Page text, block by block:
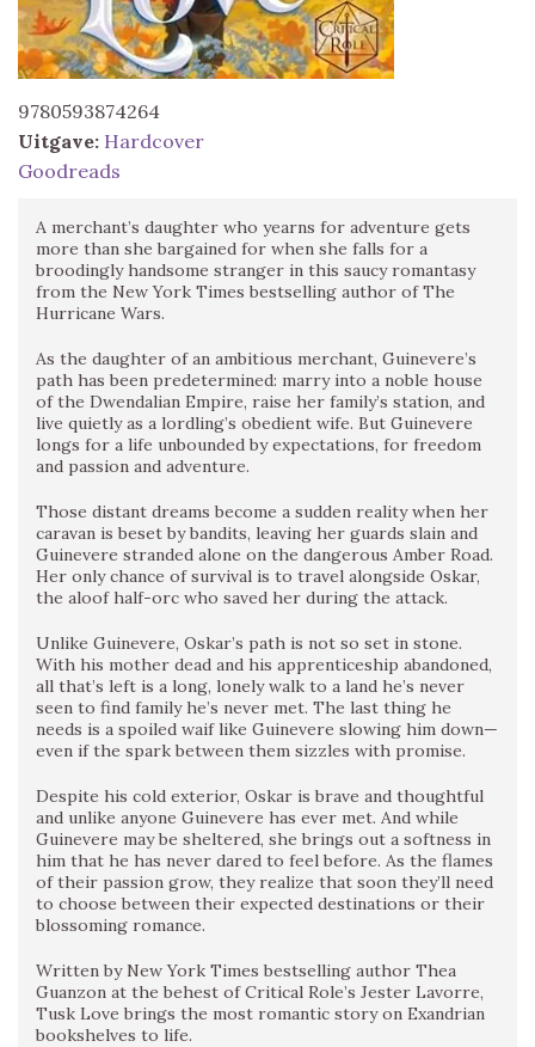
9780593874264
Uitgave: Hardcover
Goodreads
A merchant’s daughter who yearns for adventure gets
more than she bargained for when she falls for a
broodingly handsome stranger in this saucy romantasy
from the New York Times bestselling author of The
Hurricane Wars.
As the daughter of an ambitious merchant, Guinevere’s
path has been predetermined: marry into a noble house
of the Dwendalian Empire, raise her family’s station, and
live quietly as a lordling’s obedient wife. But Guinevere
longs for a life unbounded by expectations, for freedom
and passion and adventure.
Those distant dreams become a sudden reality when her
caravan is beset by bandits, leaving her guards slain and
Guinevere stranded alone on the dangerous Amber Road.
Her only chance of survival is to travel alongside Oskar,
the aloof half-orc who saved her during the attack.
Unlike Guinevere, Oskar’s path is not so set in stone.
With his mother dead and his apprenticeship abandoned,
all that’s left is a long, lonely walk to a land he’s never
seen to find family he’s never met. The last thing he
needs is a spoiled waif like Guinevere slowing him down—
even if the spark between them sizzles with promise.
Despite his cold exterior, Oskar is brave and thoughtful
and unlike anyone Guinevere has ever met. And while
Guinevere may be sheltered, she brings out a softness in
him that he has never dared to feel before. As the flames
of their passion grow, they realize that soon they’ll need
to choose between their expected destinations or their
blossoming romance.
Written by New York Times bestselling author Thea
Guanzon at the behest of Critical Role’s Jester Lavorre,
Tusk Love brings the most romantic story on Exandrian
bookshelves to life.